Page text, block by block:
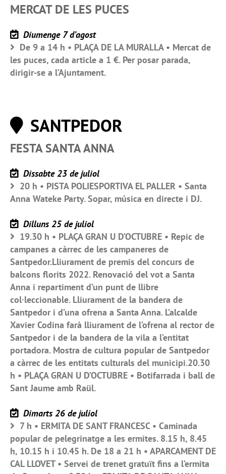
MERCAT DE LES PUCES
Diumenge 7 d’agost
De 9 a 14 h • PLAÇA DE LA MURALLA • Mercat de
les puces, cada article a 1 €. Per posar parada,
dirigir-se a l’Ajuntament.
SANTPEDOR
FESTA SANTA ANNA
Dissabte 23 de juliol
20 h • PISTA POLIESPORTIVA EL PALLER • Santa
Anna Wateke Party. Sopar, música en directe i DJ.
Dilluns 25 de juliol
19.30 h • PLAÇA GRAN U D’OCTUBRE • Repic de
campanes a càrrec de les campaneres de
Santpedor.Lliurament de premis del concurs de
balcons florits 2022. Renovació del vot a Santa
Anna i repartiment d’un punt de llibre
col·leccionable. Lliurament de la bandera de
Santpedor i d’una ofrena a Santa Anna. L’alcalde
Xavier Codina farà lliurament de l’ofrena al rector de
Santpedor i de la bandera de la vila a l’entitat
portadora. Mostra de cultura popular de Santpedor
a càrrec de les entitats culturals del municipi.20.30
h • PLAÇA GRAN U D’OCTUBRE • Botifarrada i ball de
Sant Jaume amb Raül.
Dimarts 26 de juliol
7 h • ERMITA DE SANT FRANCESC • Caminada
popular de pelegrinatge a les ermites. 8.15 h, 8.45
h, 10.15 h i 10.45 h. De 18 a 21 h • APARCAMENT DE
CAL LLOVET • Servei de trenet gratuït fins a l’ermita